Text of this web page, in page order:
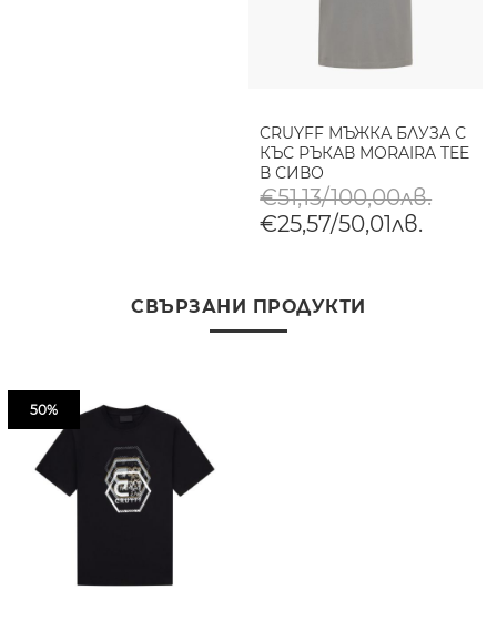
CRUYFF МЪЖКА БЛУЗА С
КЪС РЪКАВ MORAIRA TEE
В СИВО
€51,13/100,00лв.
€25,57/50,01лв.
СВЪРЗАНИ ПРОДУКТИ
50%